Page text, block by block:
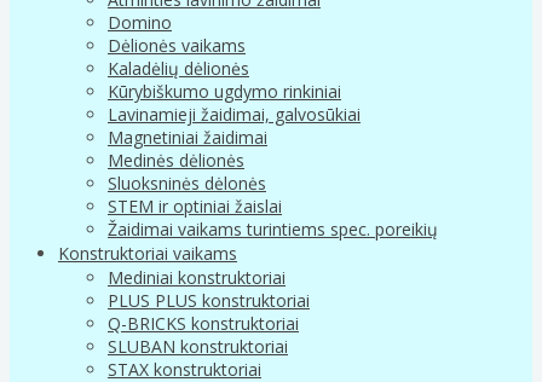
Domino
Dėlionės vaikams
Kaladėlių dėlionės
Kūrybiškumo ugdymo rinkiniai
Lavinamieji žaidimai, galvosūkiai
Magnetiniai žaidimai
Medinės dėlionės
Sluoksninės dėlonės
STEM ir optiniai žaislai
Žaidimai vaikams turintiems spec. poreikių
Konstruktoriai vaikams
Mediniai konstruktoriai
PLUS PLUS konstruktoriai
Q-BRICKS konstruktoriai
SLUBAN konstruktoriai
STAX konstruktoriai